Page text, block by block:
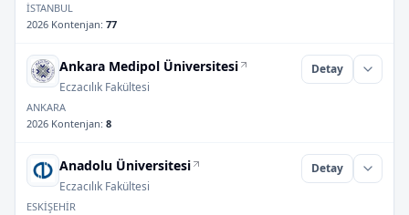
İSTANBUL
2026 Kontenjan: 77
Ankara Medipol Üniversitesi
Eczacılık Fakültesi
Detay
ANKARA
2026 Kontenjan: 8
Anadolu Üniversitesi
Eczacılık Fakültesi
Detay
ESKİŞEHİR